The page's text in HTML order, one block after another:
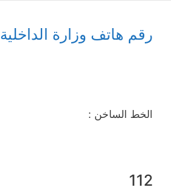
رقم هاتف وزارة الداخلية
الخط الساخن :
112